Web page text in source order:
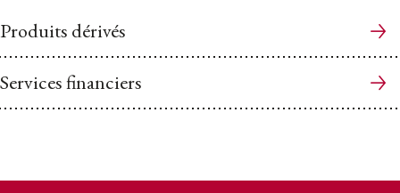
Produits dérivés
Services financiers